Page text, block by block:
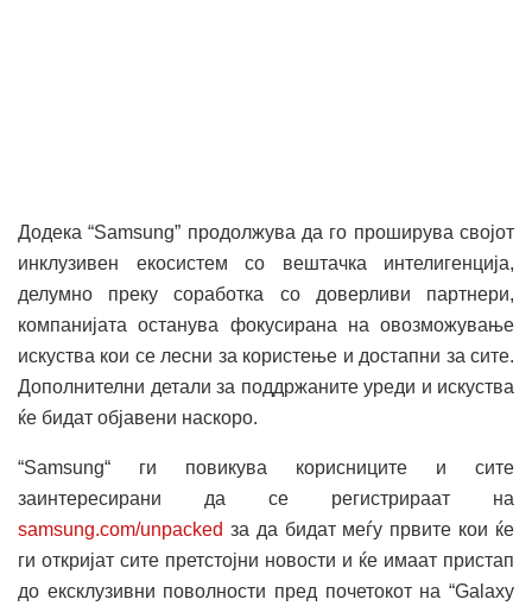
Додека “Samsung” продолжува да го проширува својот
инклузивен екосистем со вештачка интелигенција,
делумно преку соработка со доверливи партнери,
компанијата останува фокусирана на овозможување
искуства кои се лесни за користење и достапни за сите.
Дополнителни детали за поддржаните уреди и искуства
ќе бидат објавени наскоро.
“Samsung“ ги повикува корисниците и сите
заинтересирани да се регистрираат на
samsung.com/unpacked за да бидат меѓу првите кои ќе
ги откријат сите претстојни новости и ќе имаат пристап
до ексклузивни поволности пред почетокот на “Galaxy